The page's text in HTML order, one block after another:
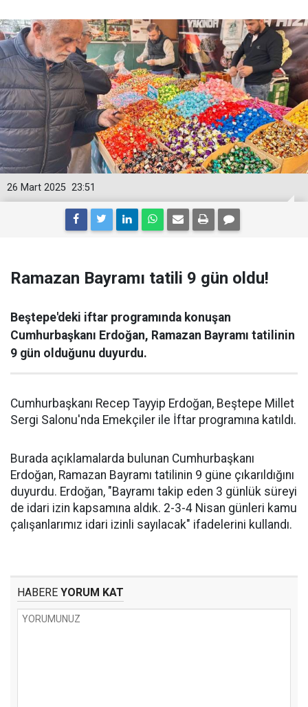
23:51
26 Mart 2025
Ramazan Bayramı tatili 9 gün oldu!
Beştepe'deki iftar programında konuşan
Cumhurbaşkanı Erdoğan, Ramazan Bayramı tatilinin
9 gün olduğunu duyurdu.
Cumhurbaşkanı Recep Tayyip Erdoğan, Beştepe Millet
Sergi Salonu'nda Emekçiler ile İftar programına katıldı.
Burada açıklamalarda bulunan Cumhurbaşkanı
Erdoğan, Ramazan Bayramı tatilinin 9 güne çıkarıldığını
duyurdu. Erdoğan, "Bayramı takip eden 3 günlük süreyi
de idari izin kapsamına aldık. 2-3-4 Nisan günleri kamu
çalışanlarımız idari izinli sayılacak" ifadelerini kullandı.
HABERE YORUM KAT